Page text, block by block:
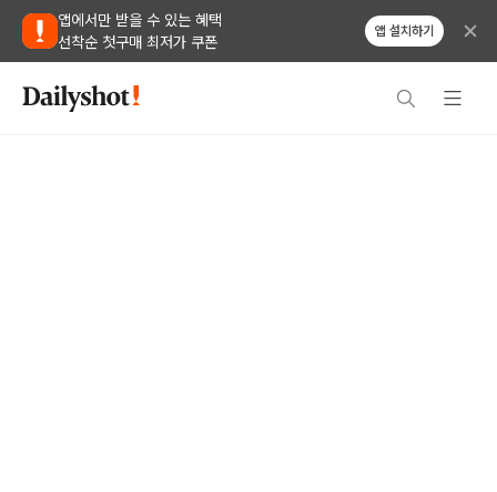
앱에서만 받을 수 있는 혜택
선착순 첫구매 최저가 쿠폰
앱 설치하기